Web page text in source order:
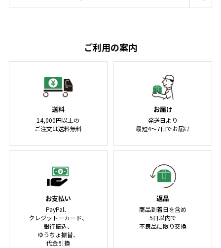
ご利用の案内
送料
14,000円以上の
ご注文は送料無料
お届け
発送日より
最短4～7日でお届け
お支払い
PayPal、
クレジットーカード、
銀行振込、
ゆうちょ振替、
代金引換
返品
商品到着日を含め
5日以内で
不良品に限り交換